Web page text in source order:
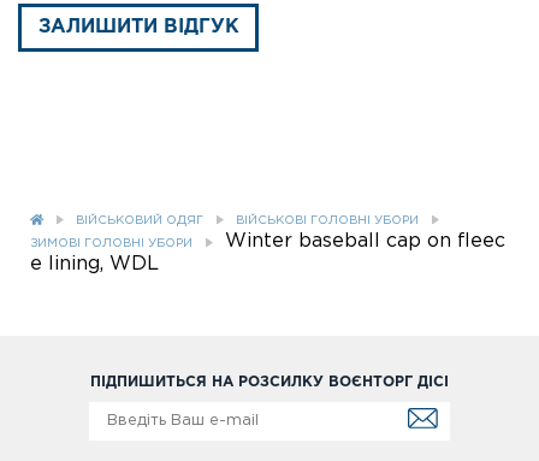
ЗАЛИШИТИ ВІДГУК
ВІЙСЬКОВИЙ ОДЯГ ВІЙСЬКОВІ ГОЛОВНІ УБОРИ
ЗИМОВІ ГОЛОВНІ УБОРИ
Winter baseball cap on fleec
e lining, WDL
ПІДПИШИТЬСЯ НА РОЗСИЛКУ ВОЄНТОРГ ДІСІ